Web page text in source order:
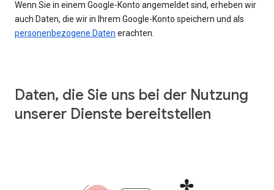
Wenn Sie in einem Google-Konto angemeldet sind, erheben wir
auch Daten, die wir in Ihrem Google-Konto speichern und als
personenbezogene Daten erachten.
Daten, die Sie uns bei der Nutzung
unserer Dienste bereitstellen